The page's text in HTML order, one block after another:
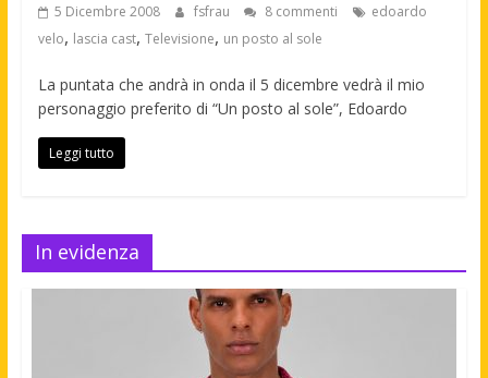
5 Dicembre 2008 fsfrau 8 commenti
edoardo
velo, lascia cast, Televisione, un posto al sole
La puntata che andrà in onda il 5 dicembre vedrà il mio
personaggio preferito di “Un posto al sole”, Edoardo
Leggi tutto
In evidenza